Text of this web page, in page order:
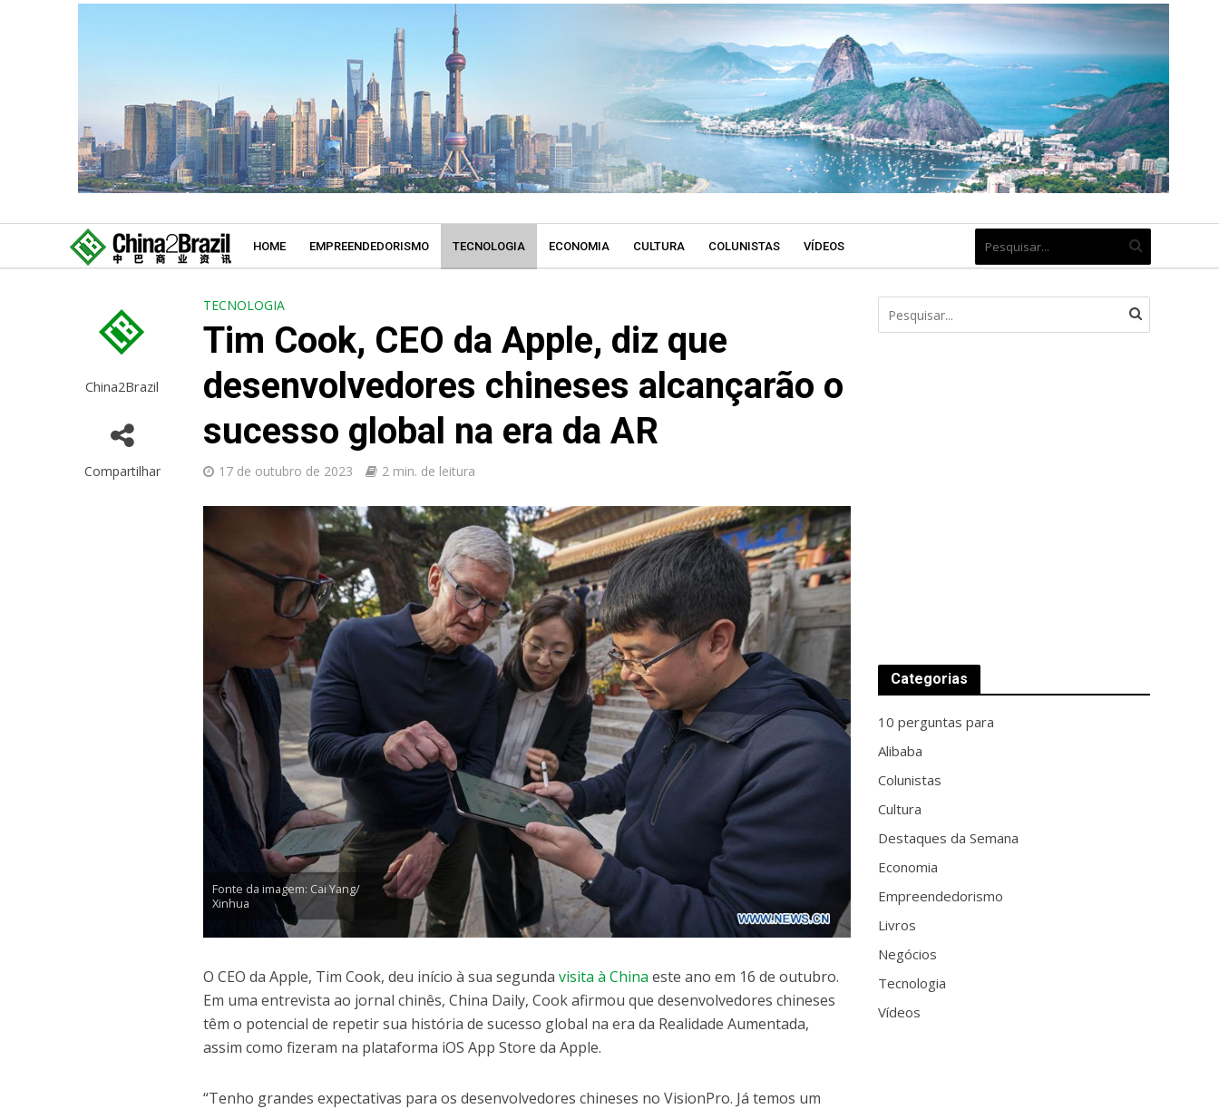
HOME EMPREENDEDORISMO TECNOLOGIA ECONOMIA CULTURA COLUNISTAS VÍDEOS
China2Brazil
Compartilhar
TECNOLOGIA
Tim Cook, CEO da Apple, diz que
desenvolvedores chineses alcançarão o
sucesso global na era da AR
17 de outubro de 2023 2 min. de leitura
Fonte da imagem: Cai Yang/
Xinhua
O CEO da Apple, Tim Cook, deu início à sua segundavisita à China este ano em 16 de outubro.
Em uma entrevista ao jornal chinês, China Daily, Cook afirmou que desenvolvedores chineses
têm o potencial de repetir sua história de sucesso global na era da Realidade Aumentada,
assim como fizeram na plataforma iOS App Store da Apple.
“Tenho grandes expectativas para os desenvolvedores chineses no VisionPro. Já temos um
Categorias
10 perguntas para
Alibaba
Colunistas
Cultura
Destaques da Semana
Economia
Empreendedorismo
Livros
Negócios
Tecnologia
Vídeos